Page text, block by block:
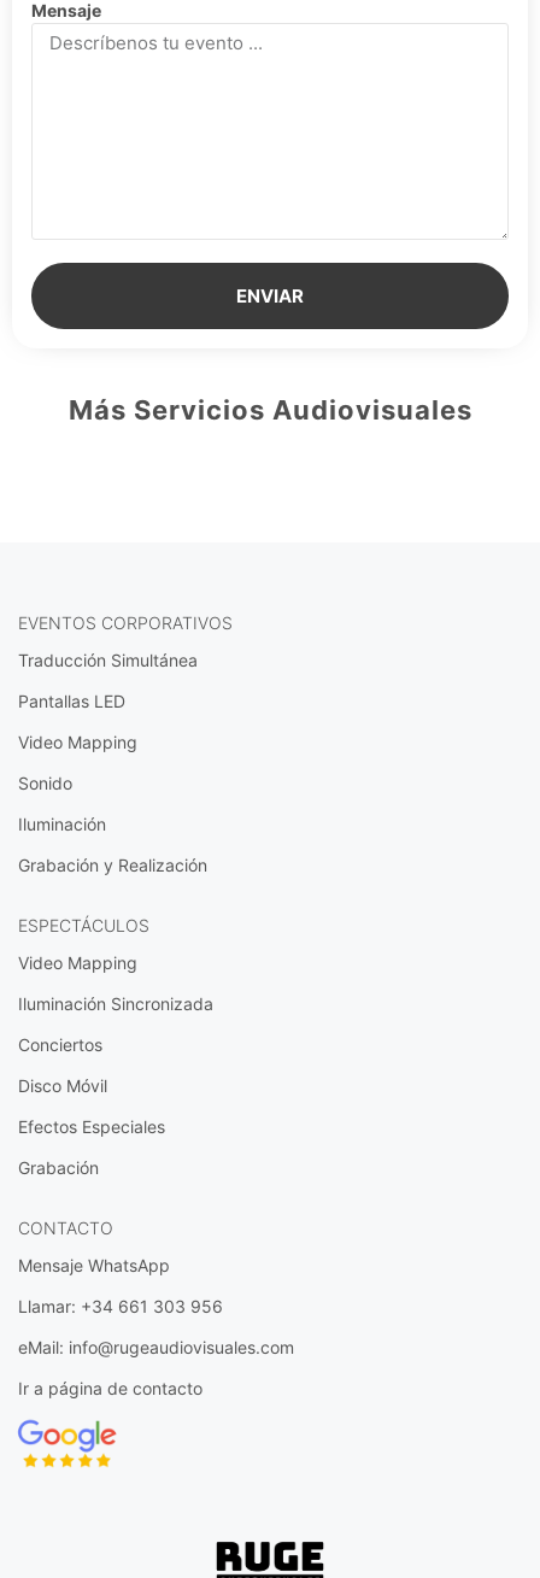
Mensaje
ENVIAR
Más Servicios Audiovisuales
EVENTOS CORPORATIVOS
Traducción Simultánea
Pantallas LED
Video Mapping
Sonido
Iluminación
Grabación y Realización
ESPECTÁCULOS
Video Mapping
Iluminación Sincronizada
Conciertos
Disco Móvil
Efectos Especiales
Grabación
CONTACTO
Mensaje WhatsApp
Llamar: +34 661 303 956
eMail: info@rugeaudiovisuales.com
Ir a página de contacto